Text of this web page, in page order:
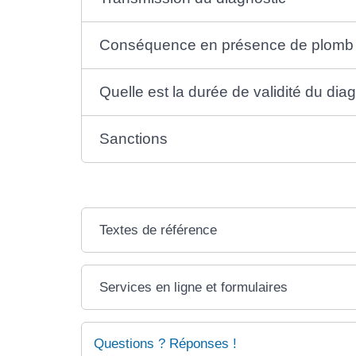
Conséquence en présence de plomb
Quelle est la durée de validité du
Sanctions
Textes de référence
Services en ligne et formulaires
Questions ? Réponses !